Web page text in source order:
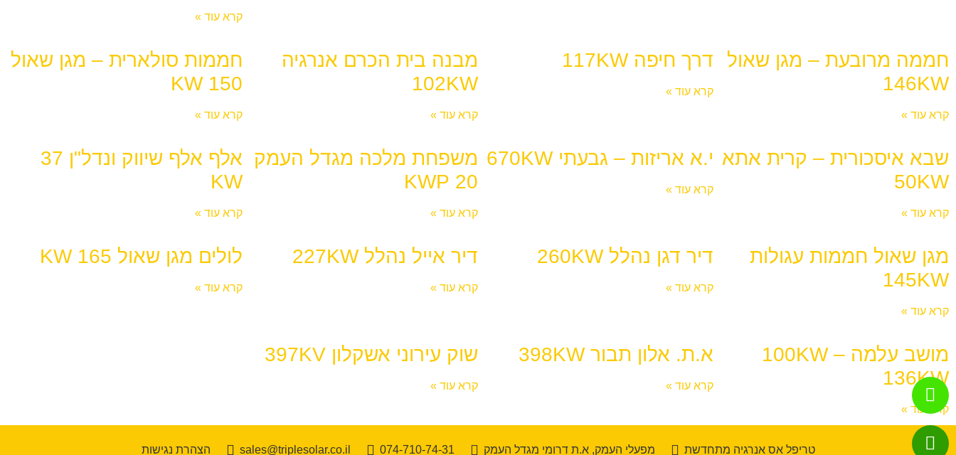
קרא עוד »
חממה מרובעת – מגן שאול
146KW
קרא עוד »
דרך חיפה 117KW
קרא עוד »
מבנה בית הכרם אנרגיה
102KW
קרא עוד »
חממות סולארית – מגן שאול
150 KW
קרא עוד »
שבא איסכורית – קרית אתא
50KW
קרא עוד »
י.א אריזות – גבעתי 670KW
קרא עוד »
משפחת מלכה מגדל העמק
20 KWP
קרא עוד »
אלף אלף שיווק ונדל"ן 37
KW
קרא עוד »
מגן שאול חממות עגולות
145KW
קרא עוד »
דיר דגן נהלל 260KW
קרא עוד »
דיר אייל נהלל 227KW
קרא עוד »
לולים מגן שאול 165 KW
קרא עוד »
מושב עלמה 100KW –
136KW
קרא עוד »
א.ת. אלון תבור 398KW
קרא עוד »
שוק עירוני אשקלון 397KV
קרא עוד »
טריפל אס אנרגיה מתחדשת מפעלי העמק, א.ת דרומי מגדל העמק 074-710-74-31
sales@triplesolar.co.il הצהרת נגישות